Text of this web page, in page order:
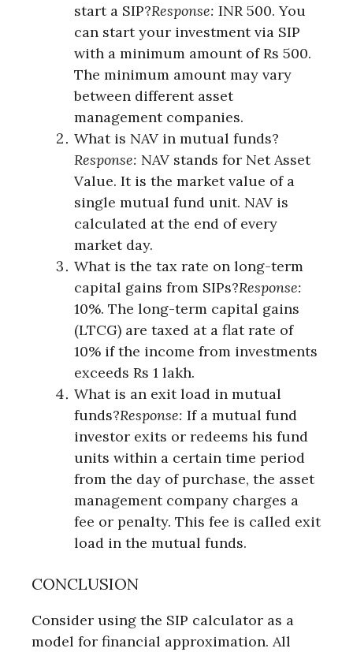
start a SIP?Response: INR 500. You
can start your investment via SIP
with a minimum amount of Rs 500.
The minimum amount may vary
between different asset
management companies.
What is NAV in mutual funds?
Response: NAV stands for Net Asset
Value. It is the market value of a
single mutual fund unit. NAV is
calculated at the end of every
market day.
What is the tax rate on long-term
capital gains from SIPs?Response:
10%. The long-term capital gains
(LTCG) are taxed at a flat rate of
10% if the income from investments
exceeds Rs 1 lakh.
What is an exit load in mutual
funds?Response: If a mutual fund
investor exits or redeems his fund
units within a certain time period
from the day of purchase, the asset
management company charges a
fee or penalty. This fee is called exit
load in the mutual funds.
CONCLUSION
Consider using the SIP calculator as a
model for financial approximation. All